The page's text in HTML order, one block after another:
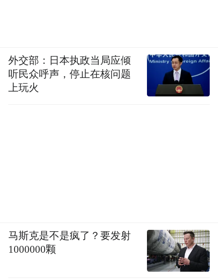
外交部：日本执政当局应倾
听民众呼声，停止在核问题
上玩火
马斯克是不是疯了？要发射
1000000颗